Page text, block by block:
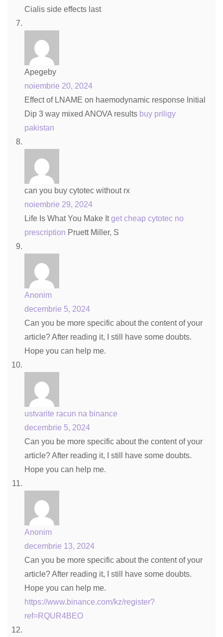
Cialis side effects last
Apegeby
noiembrie 20, 2024
Effect of LNAME on haemodynamic response Initial
Dip 3 way mixed ANOVA results buy priligy
pakistan
can you buy cytotec without rx
noiembrie 29, 2024
Life Is What You Make Itget cheap cytotec no
prescription Pruett Miller, S
Anonim
decembrie 5, 2024
Can you be more specific about the content of your
article? After reading it, I still have some doubts.
Hope you can help me.
ustvarite racun na binance
decembrie 5, 2024
Can you be more specific about the content of your
article? After reading it, I still have some doubts.
Hope you can help me.
Anonim
decembrie 13, 2024
Can you be more specific about the content of your
article? After reading it, I still have some doubts.
Hope you can help me.
https://www.binance.com/kz/register?
ref=RQUR4BEO